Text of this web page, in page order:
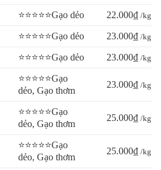
⭐⭐⭐⭐⭐Gạo dẻo 22.000₫ /kg
⭐⭐⭐⭐⭐Gạo dẻo 23.000₫ /kg
⭐⭐⭐⭐⭐Gạo dẻo 23.000₫ /kg
⭐⭐⭐⭐⭐Gạo
dẻo, Gạo thơm
23.000₫ /kg
⭐⭐⭐⭐⭐Gạo
dẻo, Gạo thơm
25.000₫ /kg
⭐⭐⭐⭐⭐Gạo
dẻo, Gạo thơm
25.000₫ /kg